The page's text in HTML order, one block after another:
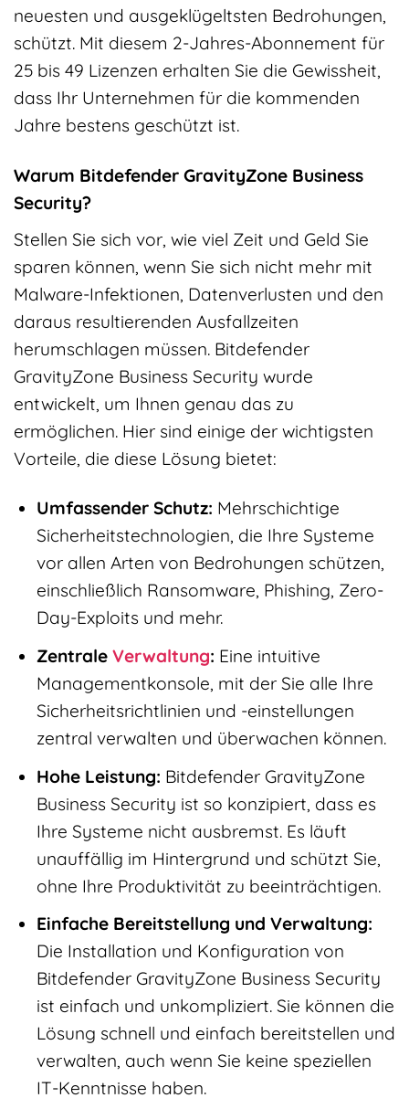
neuesten und ausgeklügeltsten Bedrohungen,
schützt. Mit diesem 2-Jahres-Abonnement für
25 bis 49 Lizenzen erhalten Sie die Gewissheit,
dass Ihr Unternehmen für die kommenden
Jahre bestens geschützt ist.
Warum Bitdefender GravityZone Business
Security?
Stellen Sie sich vor, wie viel Zeit und Geld Sie
sparen können, wenn Sie sich nicht mehr mit
Malware-Infektionen, Datenverlusten und den
daraus resultierenden Ausfallzeiten
herumschlagen müssen. Bitdefender
GravityZone Business Security wurde
entwickelt, um Ihnen genau das zu
ermöglichen. Hier sind einige der wichtigsten
Vorteile, die diese Lösung bietet:
Umfassender Schutz: Mehrschichtige
Sicherheitstechnologien, die Ihre Systeme
vor allen Arten von Bedrohungen schützen,
einschließlich Ransomware, Phishing, Zero-
Day-Exploits und mehr.
Zentrale Verwaltung: Eine intuitive
Managementkonsole, mit der Sie alle Ihre
Sicherheitsrichtlinien und -einstellungen
zentral verwalten und überwachen können.
Hohe Leistung: Bitdefender GravityZone
Business Security ist so konzipiert, dass es
Ihre Systeme nicht ausbremst. Es läuft
unauffällig im Hintergrund und schützt Sie,
ohne Ihre Produktivität zu beeinträchtigen.
Einfache Bereitstellung und Verwaltung:
Die Installation und Konfiguration von
Bitdefender GravityZone Business Security
ist einfach und unkompliziert. Sie können die
Lösung schnell und einfach bereitstellen und
verwalten, auch wenn Sie keine speziellen
IT-Kenntnisse haben.